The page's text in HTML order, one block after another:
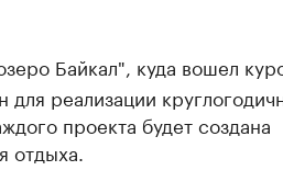
Байкал", куда вошел
реализации
проекта будет создана
отдыха.